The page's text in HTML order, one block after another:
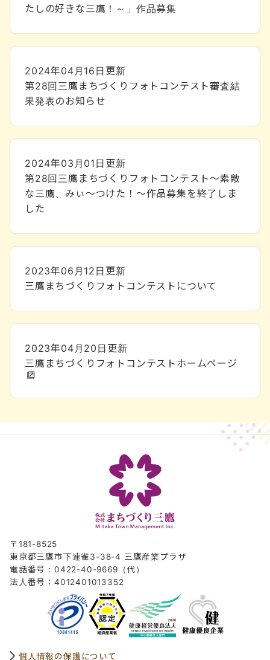
たしの好きな三鷹！～」作品募集
2024年04月16日 更新
第28回三鷹まちづくりフォトコンテスト審査結
果発表のお知らせ
2024年03月01日 更新
第28回三鷹まちづくりフォトコンテスト～素敵
な三鷹、みぃ～つけた！～作品募集を終了しま
した
2023年06月12日 更新
三鷹まちづくりフォトコンテストについて
2023年04月20日 更新
三鷹まちづくりフォトコンテストホームページ
〒181-8525
東京都三鷹市下連雀3-38-4 三鷹産業プラザ
電話番号：0422-40-9669（代）
法人番号：4012401013352
個人情報の保護について